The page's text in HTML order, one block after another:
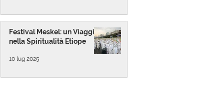
Festival Meskel: un Viaggio
nella Spiritualità Etiope
10 lug 2025